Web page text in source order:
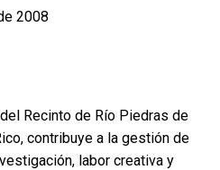
2008
Recinto de Río Piedras de
contribuye a la gestión de
labor creativa y